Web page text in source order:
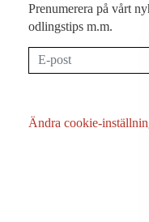
Prenumerera på vårt
odlingstips m.m.
Ändra cookie-